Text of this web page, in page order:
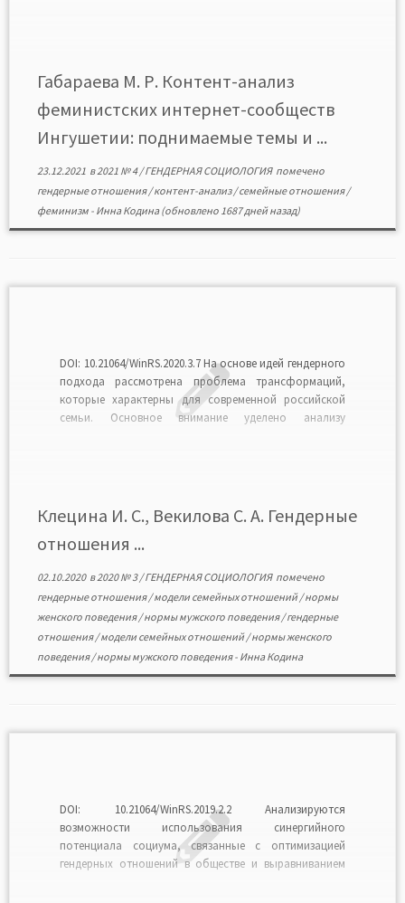
нежелании многих девушек жить исключительно в
соответствии с представлениями традиционного […]
Габараева М. Р. Контент-анализ
феминистских интернет-сообществ
Ингушетии: поднимаемые темы и ...
23.12.2021в2021 № 4/ГЕНДЕРНАЯ СОЦИОЛОГИЯ помечено
гендерные отношения/контент-анализ/семейные отношения/
феминизм - Инна Кодина(обновлено 1687 дней назад)
DOI: 10.21064/WinRS.2020.3.7 На основе идей гендерного
подхода рассмотрена проблема трансформаций,
которые характерны для современной российской
семьи. Основное внимание уделено анализу
реальные практики взаимодействия мужчин и
женщин, соотносимые […]
Клецина И. С., Векилова С. А. Гендерные
отношения ...
02.10.2020в2020 № 3/ГЕНДЕРНАЯ СОЦИОЛОГИЯ помечено
гендерные отношения/модели семейных отношений/нормы
женского поведения/нормы мужского поведения/гендерные
отношения/модели семейных отношений/нормы женского
поведения/нормы мужского поведения- Инна Кодина
DOI: 10.21064/WinRS.2019.2.2 Анализируются
возможности использования синергийного
потенциала социума, связанные с оптимизацией
гендерных отношений в обществе и выравниванием